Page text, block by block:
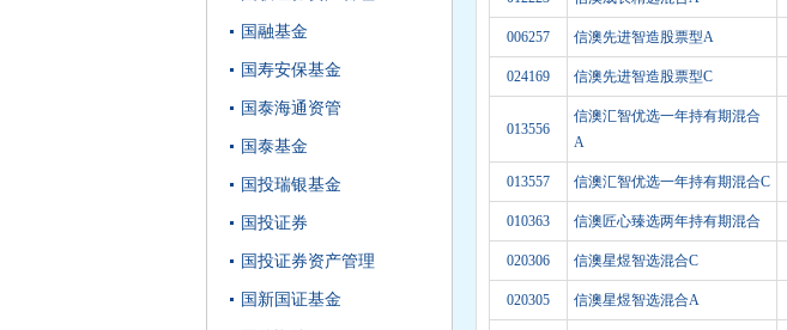
国融基金
国寿安保基金
国泰海通资管
国泰基金
国投瑞银基金
国投证券
国投证券资产管理
国新国证基金
006257 信澳先进智造股票型A
024169 信澳先进智造股票型C
013556
信澳汇智优选一年持有期混合
A
013557 信澳汇智优选一年持有期混合C
010363 信澳匠心臻选两年持有期混合
020306 信澳星煜智选混合C
020305 信澳星煜智选混合A